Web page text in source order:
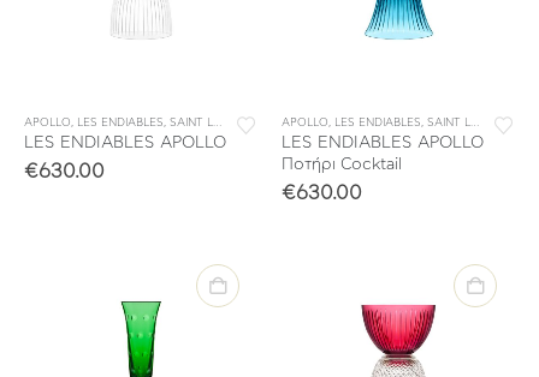
APOLLO, LES ENDIABLES, SAINT LOUIS , ΕΠΙΤΡΑΠΕΖΙΑ ΕΙΔΗ, ΜΠΑΡ,ΣΥΛΛΟΓΕΣ
LES ENDIABLES APOLLO
€630.00
APOLLO, LES ENDIABLES, SAINT LOUIS , ΜΠΑΡ
LES ENDIABLES APOLLO
Ποτήρι Cocktail
€630.00